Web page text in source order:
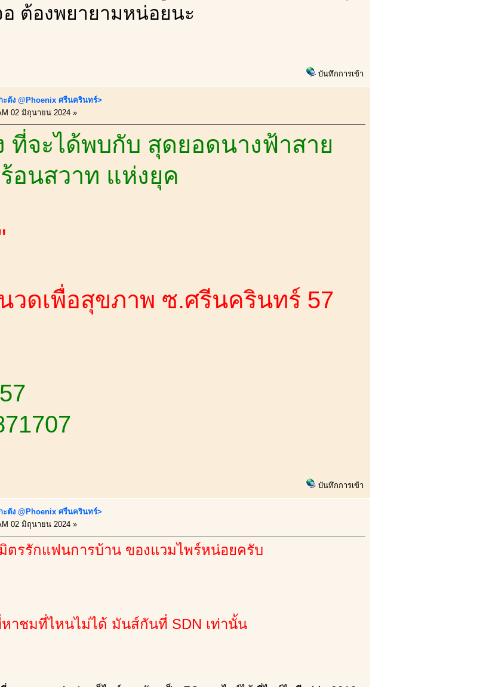
อ ต้องพยายามหน่อยนะ
บันทึกการเข้า
ตัง @Phoenix ศรีนครินทร์>
02 มิถุนายน 2024 »
ที่จะได้พบกับ สุดยอดนางฟ้าสาย
อนสวาท แห่งยุค
วดเพื่อสุขภาพ ซ.ศรีนครินทร์ 57
บันทึกการเข้า
ตัง @Phoenix ศรีนครินทร์>
02 มิถุนายน 2024 »
ตรรักแฟนการบ้าน ของแวมไพร์หน่อยครับ
าชมที่ไหนไม่ได้ มันส์กันที่ SDN เท่านั้น